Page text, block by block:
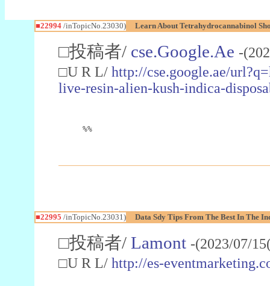
■22994/inTopicNo.23030) Learn About Tetrahydrocannabinol
□投稿者/ cse.Google.Ae -
□U R L/ http://cse.google.ae/
live-resin-alien-kush-indica-
%%
■22995 /inTopicNo.23031) Data Sdy Tips From The Best In The
□投稿者/ Lamont -(2023/07/
□U R L/ http://es-